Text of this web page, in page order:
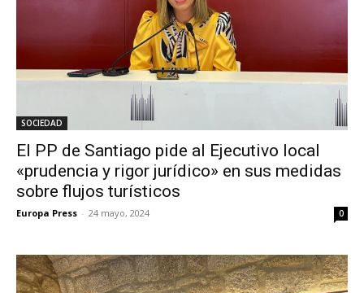
SOCIEDAD
El PP de Santiago pide al Ejecutivo local
«prudencia y rigor jurídico» en sus medidas
sobre flujos turísticos
Europa Press - 24 mayo, 2024 0